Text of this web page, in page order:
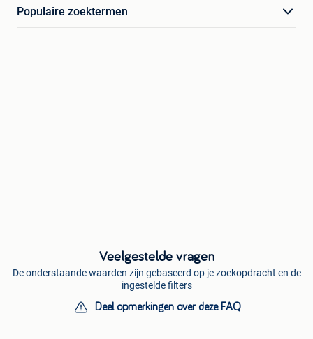
Populaire zoektermen
Veelgestelde vragen
De onderstaande waarden zijn gebaseerd op je zoekopdracht en de
ingestelde filters
Deel opmerkingen over deze FAQ